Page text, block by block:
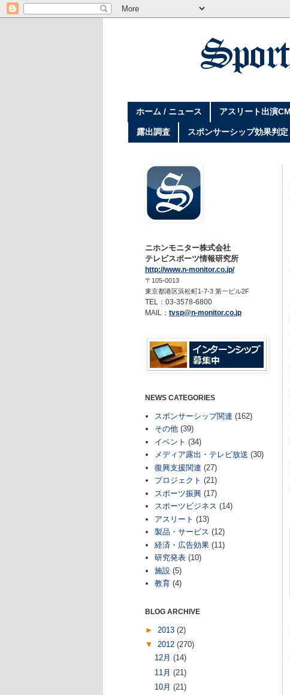
ホーム / ニュース アスリート出演CM
露出調査 スポンサーシップ効果判定
ニホンモニター株式会社
テレビスポーツ情報研究所
http://www.n-monitor.co.jp/
〒105-0013
東京都港区浜松町1-7-3 第一ビル2F
TEL：03-3578-6800
MAIL： tvsp@n-monitor.co.jp
NEWS CATEGORIES
スポンサーシップ関連 (162)
その他 (39)
イベント (34)
メディア露出・テレビ放送 (30)
復興支援関連 (27)
プロジェクト (21)
スポーツ振興 (17)
スポーツビジネス (14)
アスリート (13)
製品・サービス (12)
経済・広告効果 (11)
研究発表 (10)
施設 (5)
教育 (4)
BLOG ARCHIVE
► 2013 (2)
▼ 2012 (270)
12月 (14)
11月 (21)
10月 (21)